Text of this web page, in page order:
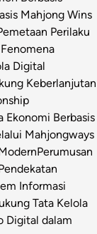
Mahjong Wins
Perilaku
Digital
Keberlanjutan
Ekonomi Berbasis
Mahjongways
Perumusan
Informasi
Tata Kelola
Digital dalam